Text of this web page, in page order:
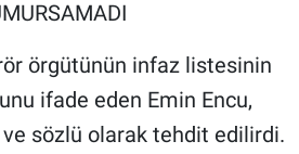
örgütünün infaz listesinin
ifade eden Emin Encu,
ve sözlü olarak tehdit edilirdi.